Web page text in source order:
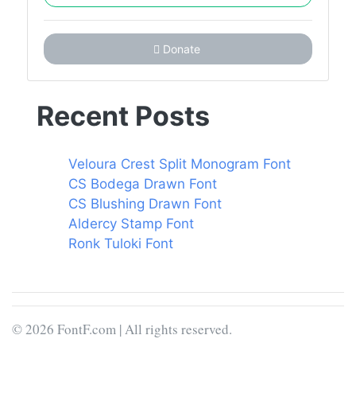
Donate
Recent Posts
Veloura Crest Split Monogram Font
CS Bodega Drawn Font
CS Blushing Drawn Font
Aldercy Stamp Font
Ronk Tuloki Font
© 2026 FontF.com | All rights reserved.